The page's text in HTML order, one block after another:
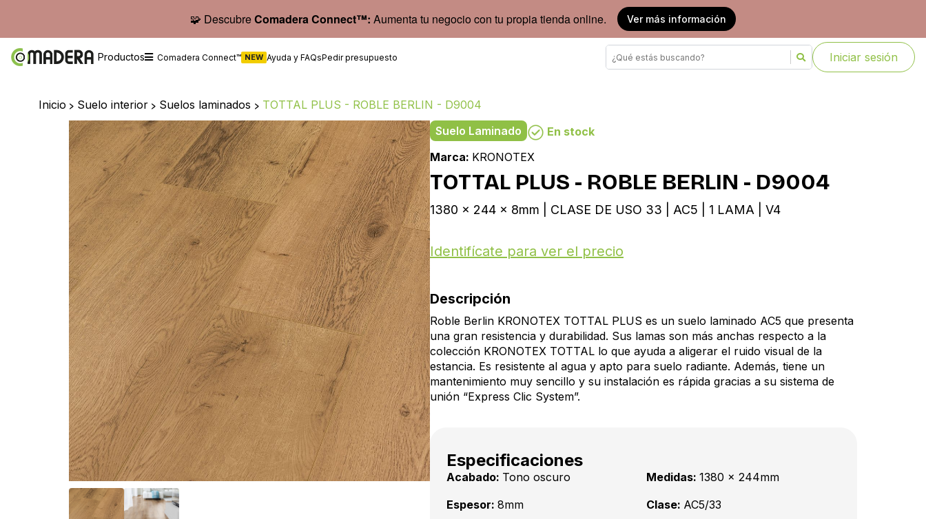
🧩 DescubreComadera Connect™: Aumenta tu negocio con tu propia tienda online. Ver más información
Productos Comadera Connect™ NEW Ayuda y FAQsPedir presupuesto Iniciar sesión
Inicio > Suelo interior > Suelos laminados > TOTTAL PLUS - ROBLE BERLIN - D9004
Suelo Laminado
En stock
Marca: KRONOTEX
TOTTAL PLUS - ROBLE BERLIN - D9004
1380 x 244 x 8mm | CLASE DE USO 33 | AC5 | 1 LAMA | V4
Identifícate para ver el precio
Descripción
Roble Berlin KRONOTEX TOTTAL PLUS es un suelo laminado AC5 que presenta
una gran resistencia y durabilidad. Sus lamas son más anchas respecto a la
colección KRONOTEX TOTTAL lo que ayuda a aligerar el ruido visual de la
estancia. Es resistente al agua y apto para suelo radiante. Además, tiene un
mantenimiento muy sencillo y su instalación es rápida gracias a su sistema de
unión “Express Clic System”.
Especificaciones
Acabado: Tono oscuro Medidas: 1380 x 244mm
Espesor: 8mm Clase: AC5/33